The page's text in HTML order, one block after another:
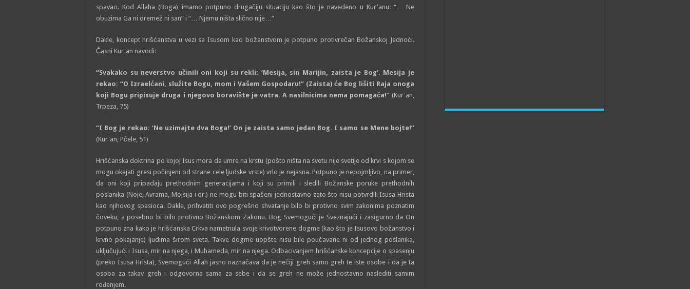
spavao. Kod Allaha (Boga) imamo potpuno drugačiju situaciju kao što je navedeno u Kur'anu: “… Ne
obuzima Ga ni dremež ni san” i “… Njemu ništa slično nije…”
Dakle, koncept hrišćanstva u vezi sa Isusom kao božanstvom je potpuno protivrečan Božanskoj Jednoći.
Časni Kur'an navodi:
“Svakako su neverstvo učinili oni koji su rekli: ‘Mesija, sin Marijin, zaista je Bog’. Mesija je
rekao: “O Izraelćani, služite Bogu, mom i Vašem Gospodaru!” (Zaista) će Bog lišiti Raja onoga
koji Bogu pripisuje druga i njegovo boravište je vatra. A nasilnicima nema pomagača!”(Kur'an,
Trpeza, 75)
“I Bog je rekao: ‘Ne uzimajte dva Boga!’ On je zaista samo jedan Bog. I samo se Mene bojte!”
(Kur'an, Pčele, 51)
Hrišćanska doktrina po kojoj Isus mora da umre na krstu (pošto ništa na svetu nije svetije od krvi s kojom se
mogu okajati gresi počinjeni od strane cele ljudske vrste) vrlo je nejasna. Potpuno je nepojmljivo, na primer,
da oni koji pripadaju prethodnim generacijama i koji su primili i sledili Božanske poruke prethodnih
poslanika (Noje, Avrama, Mojsija i dr.) ne mogu biti spašeni jednostavno zato što nisu potvrdili Isusa Hrista
kao njihovog spasioca. Dakle, prihvatiti ovo pogrešno shvatanje bilo bi protivno svim zakonima poznatim
čoveku, a posebno bi bilo protivno Božanskom Zakonu. Bog Svemogući je Sveznajući i zasigurno da On
potpuno zna kako je hrišćanska Crkva nametnula svoje krivotvorene dogme (kao što je Isusovo božanstvo i
krvno pokajanje) ljudima širom sveta. Takve dogme uopšte nisu bile poučavane ni od jednog poslanika,
uključujući i Isusa, mir na njega, i Muhameda, mir na njega. Odbacivanjem hrišćanske koncepcije o spasenju
(preko Isusa Hrista), Svemogući Allah jasno naznačava da je nečiji greh samo greh te iste osobe i da je ta
osoba za takav greh i odgovorna sama za sebe i da se greh ne može jednostavno naslediti samim
rođenjem.